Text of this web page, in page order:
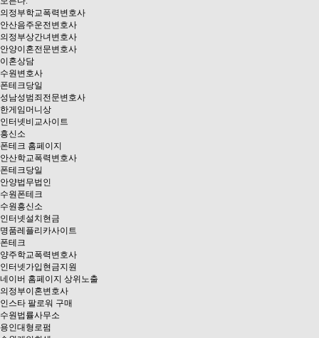
의정부학교폭력변호사
안산음주운전변호사
의정부상간녀변호사
안양이혼전문변호사
이혼상담
수원변호사
폰테크당일
성남성범죄전문변호사
한게임머니상
인터넷비교사이트
흥신소
폰테크 홈페이지
안산학교폭력변호사
폰테크당일
안양법무법인
수원폰테크
수원흥신소
인터넷설치현금
명품레플리카사이트
폰테크
양주학교폭력변호사
인터넷가입현금지원
네이버 홈페이지 상위노출
의정부이혼변호사
인스타 팔로워 구매
수원법률사무소
용인대형로펌